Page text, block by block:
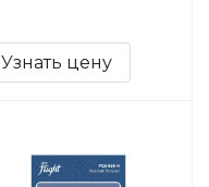
Узнать цену